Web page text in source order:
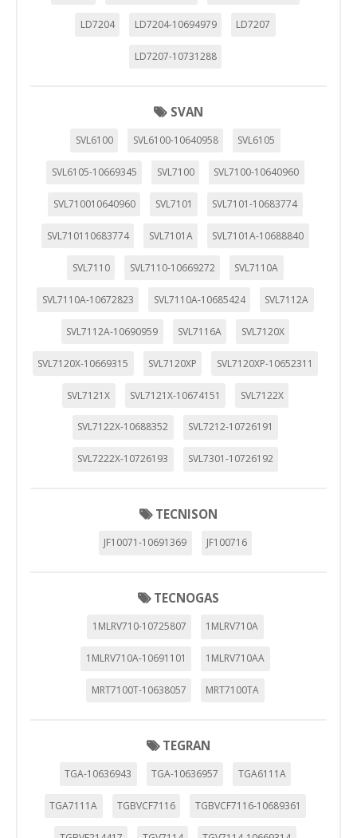
LD7204 LD7204-10694979 LD7207
LD7207-10731288
SVAN
SVL6100 SVL6100-10640958 SVL6105
SVL6105-10669345 SVL7100 SVL7100-10640960
SVL710010640960 SVL7101 SVL7101-10683774
SVL710110683774 SVL7101A SVL7101A-10688840
SVL7110 SVL7110-10669272 SVL7110A
SVL7110A-10672823 SVL7110A-10685424 SVL7112A
SVL7112A-10690959 SVL7116A SVL7120X
SVL7120X-10669315 SVL7120XP SVL7120XP-10652311
SVL7121X SVL7121X-10674151 SVL7122X
SVL7122X-10688352 SVL7212-10726191
SVL7222X-10726193 SVL7301-10726192
TECNISON
JF10071-10691369 JF100716
TECNOGAS
1MLRV710-10725807 1MLRV710A
1MLRV710A-10691101 1MLRV710AA
MRT7100T-10638057 MRT7100TA
TEGRAN
TGA-10636943 TGA-10636957 TGA6111A
TGA7111A TGBVCF7116 TGBVCF7116-10689361